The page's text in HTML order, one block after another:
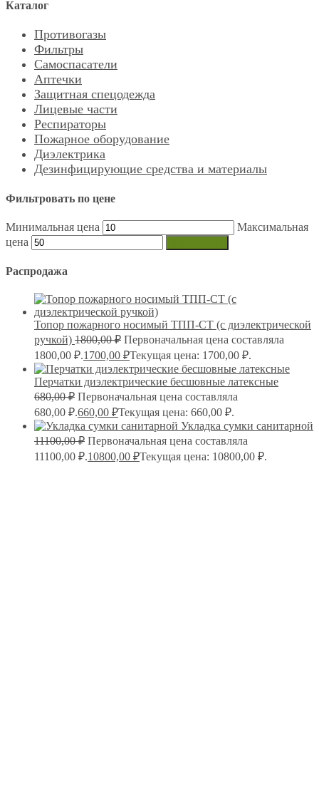
Каталог
Противогазы
Фильтры
Самоспасатели
Аптечки
Защитная спецодежда
Лицевые части
Респираторы
Пожарное оборудование
Диэлектрика
Дезинфицирующие средства и материалы
Фильтровать по цене
Минимальная цена
Максимальная
цена
Распродажа
Топор пожарного носимый ТПП-СТ (с диэлектрической
ручкой) 1800,00₽ Первоначальная цена составляла
1800,00 ₽.1700,00 ₽Текущая цена: 1700,00 ₽.
Перчатки диэлектрические бесшовные латексные
680,00₽ Первоначальная цена составляла
680,00 ₽.660,00 ₽Текущая цена: 660,00 ₽.
Укладка сумки санитарной
11100,00₽ Первоначальная цена составляла
11100,00 ₽.10800,00 ₽Текущая цена: 10800,00 ₽.